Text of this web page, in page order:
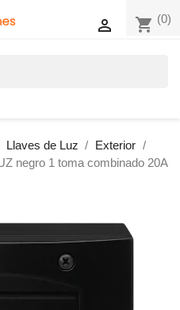
shopping_cart (0)

Llaves de Luz
Exterior
negro 1 toma combinado 20A